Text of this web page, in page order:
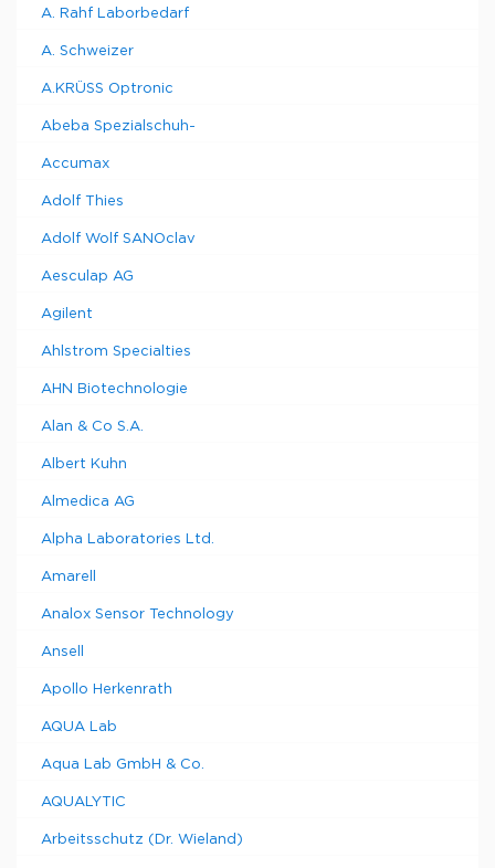
A. Rahf Laborbedarf
A. Schweizer
A.KRÜSS Optronic
Abeba Spezialschuh-
Accumax
Adolf Thies
Adolf Wolf SANOclav
Aesculap AG
Agilent
Ahlstrom Specialties
AHN Biotechnologie
Alan & Co S.A.
Albert Kuhn
Almedica AG
Alpha Laboratories Ltd.
Amarell
Analox Sensor Technology
Ansell
Apollo Herkenrath
AQUA Lab
Aqua Lab GmbH & Co.
AQUALYTIC
Arbeitsschutz (Dr. Wieland)